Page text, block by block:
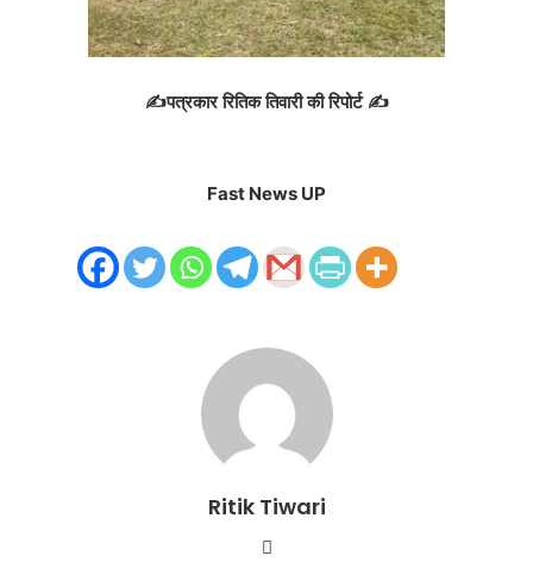
✍️पत्रकार रितिक तिवारी की रिपोर्ट ✍️
Fast News UP
Ritik Tiwari
Website